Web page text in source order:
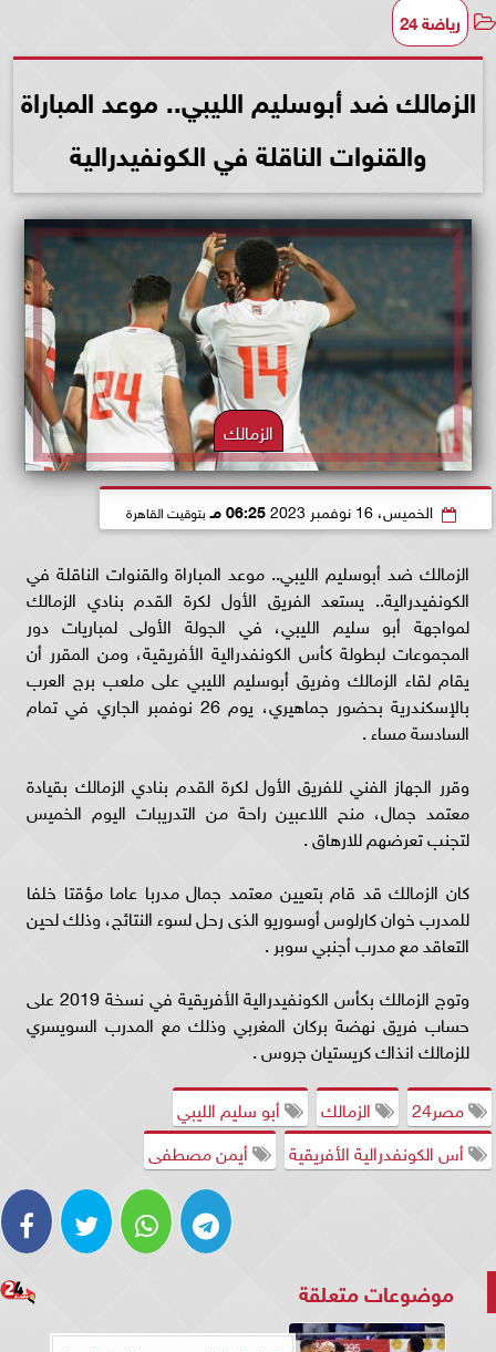
رياضة 24
الزمالك ضد أبوسليم الليبي.. موعد المباراة
والقنوات الناقلة في الكونفيدرالية
الزمالك
الخميس، 16 نوفمبر 2023 06:25 مـ بتوقيت القاهرة
الزمالك ضد أبوسليم الليبي.. موعد المباراة والقنوات الناقلة في
الكونفيدرالية.. يستعد الفريق الأول لكرة القدم بنادي الزمالك
لمواجهة أبو سليم الليبي، في الجولة الأولى لمباريات دور
المجموعات لبطولة كأس الكونفدرالية الأفريقية، ومن المقرر أن
يقام لقاء الزمالك وفريق أبوسليم الليبي على ملعب برج العرب
بالإسكندرية بحضور جماهيري، يوم 26 نوفمبر الجاري في تمام
السادسة مساء .
وقرر الجهاز الفني للفريق الأول لكرة القدم بنادي الزمالك بقيادة
معتمد جمال، منح اللاعبين راحة من التدريبات اليوم الخميس
لتجنب تعرضهم للارهاق .
كان الزمالك قد قام بتعيين معتمد جمال مدربا عاما مؤقتا خلفا
للمدرب خوان كارلوس أوسوريو الذى رحل لسوء النتائج، وذلك لحين
التعاقد مع مدرب أجنبي سوبر .
وتوج الزمالك بكأس الكونفيدرالية الأفريقية في نسخة 2019 على
حساب فريق نهضة بركان المغربي وذلك مع المدرب السويسري
للزمالك انذاك كريستيان جروس .
مصر24
الزمالك
أبو سليم الليبي
أس الكونفدرالية الأفريقية
أيمن مصطفى
موضوعات متعلقة